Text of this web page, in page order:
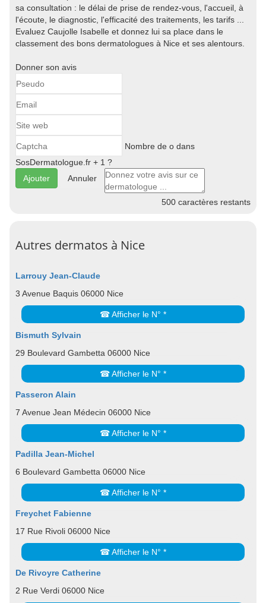
sa consultation : le délai de prise de rendez-vous, l'accueil, à
l'écoute, le diagnostic, l'efficacité des traitements, les tarifs ...
Evaluez Caujolle Isabelle et donnez lui sa place dans le
classement des bons dermatologues à Nice et ses alentours.
Donner son avis
Nombre de o dans
SosDermatologue.fr + 1 ?
Annuler
500 caractères restants
Autres dermatos à Nice
Larrouy Jean-Claude
3 Avenue Baquis 06000 Nice
☎ Afficher le N° *
Bismuth Sylvain
29 Boulevard Gambetta 06000 Nice
☎ Afficher le N° *
Passeron Alain
7 Avenue Jean Médecin 06000 Nice
☎ Afficher le N° *
Padilla Jean-Michel
6 Boulevard Gambetta 06000 Nice
☎ Afficher le N° *
Freychet Fabienne
17 Rue Rivoli 06000 Nice
☎ Afficher le N° *
De Rivoyre Catherine
2 Rue Verdi 06000 Nice